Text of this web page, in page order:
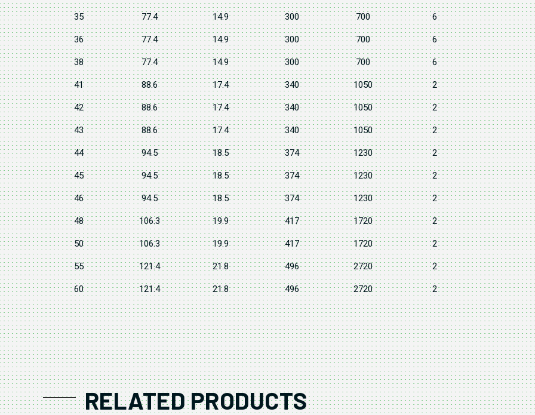
35 77.4 14.9 300 700 6
36 77.4 14.9 300 700 6
38 77.4 14.9 300 700 6
41 88.6 17.4 340 1050 2
42 88.6 17.4 340 1050 2
43 88.6 17.4 340 1050 2
44 94.5 18.5 374 1230 2
45 94.5 18.5 374 1230 2
46 94.5 18.5 374 1230 2
48 106.3 19.9 417 1720 2
50 106.3 19.9 417 1720 2
55 121.4 21.8 496 2720 2
60 121.4 21.8 496 2720 2
RELATED PRODUCTS